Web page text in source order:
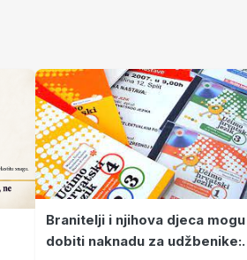
Branitelji i njihova djeca mogu
dobiti naknadu za udžbenike: